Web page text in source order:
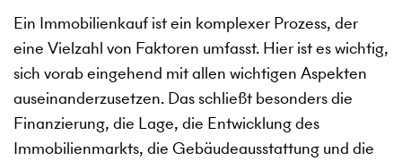
Ein Immobilienkauf ist ein komplexer Prozess, der
eine Vielzahl von Faktoren umfasst. Hier ist es wichtig,
sich vorab eingehend mit allen wichtigen Aspekten
auseinanderzusetzen. Das schließt besonders die
Finanzierung, die Lage, die Entwicklung des
Immobilienmarkts, die Gebäudeausstattung und die